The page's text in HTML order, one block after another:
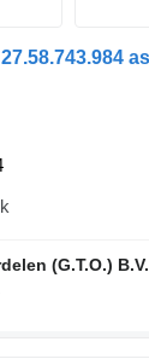
(G.T.O.) B.V.